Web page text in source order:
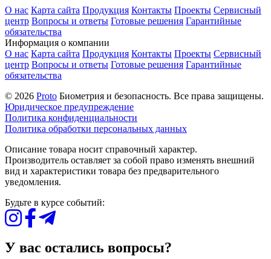
О нас Карта сайта Продукция Контакты Проекты Сервисный
центр Вопросы и ответы Готовые решения Гарантийные
обязательства
Информация о компании
О нас Карта сайта Продукция Контакты Проекты Сервисный
центр Вопросы и ответы Готовые решения Гарантийные
обязательства
© 2026 Proto Биометрия и безопасность. Все права защищены.
Юридическое предупреждение
Политика конфиденциальности
Политика обработки персональных данных
Описание товара носит справочный характер.
Производитель оставляет за собой право изменять внешний
вид и характеристики товара без предварительного
уведомления.
Будьте в курсе событий:
У вас остались вопросы?